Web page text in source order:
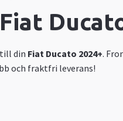
din Fiat Ducato 2024+.
och fraktfri leverans!